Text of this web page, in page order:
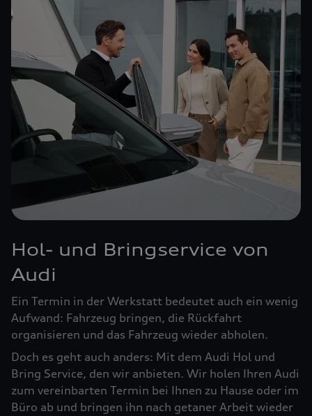
Hol- und Bringservice von
Audi
Ein Termin in der Werkstatt bedeutet auch ein wenig
Aufwand: Fahrzeug bringen, die Rückfahrt
organisieren und das Fahrzeug wieder abholen.
Doch es geht auch anders: Mit dem Audi Hol und
Bring Service, den wir anbieten. Wir holen Ihren Audi
zum vereinbarten Termin bei Ihnen zu Hause oder im
Büro ab und bringen ihn nach getaner Arbeit wieder